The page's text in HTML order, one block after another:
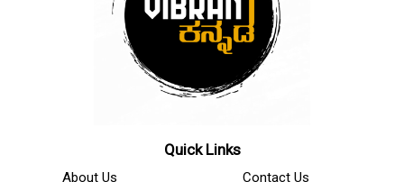
Quick Links
About Us Contact Us